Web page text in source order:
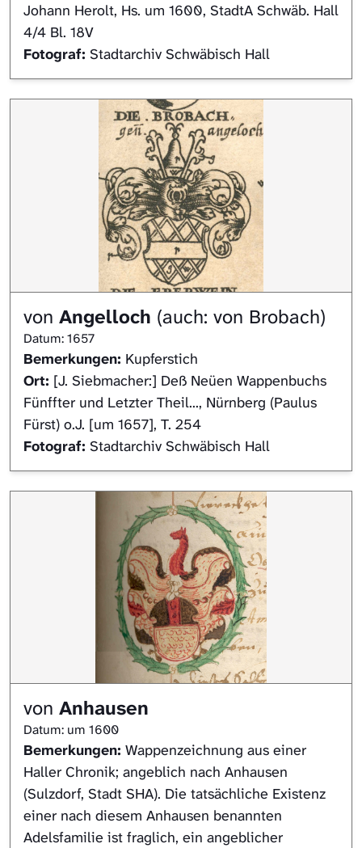
Johann Herolt, Hs. um 1600, StadtA Schwäb. Hall
4/4 Bl. 18V
Fotograf: Stadtarchiv Schwäbisch Hall
von Angelloch (auch: von Brobach)
Datum: 1657
Bemerkungen: Kupferstich
Ort: [J. Siebmacher:] Deß Neüen Wappenbuchs
Fünffter und Letzter Theil..., Nürnberg (Paulus
Fürst) o.J. [um 1657], T. 254
Fotograf: Stadtarchiv Schwäbisch Hall
von Anhausen
Datum: um 1600
Bemerkungen: Wappenzeichnung aus einer
Haller Chronik; angeblich nach Anhausen
(Sulzdorf, Stadt SHA). Die tatsächliche Existenz
einer nach diesem Anhausen benannten
Adelsfamilie ist fraglich, ein angeblicher